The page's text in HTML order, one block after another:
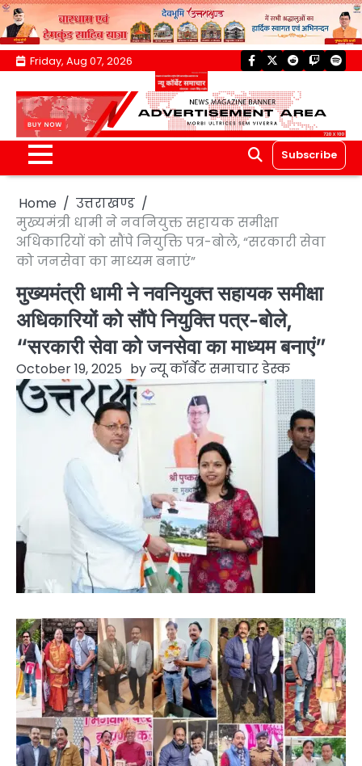
Skip
content
Friday, Aug 07, 2026 facebook
twitterreddittwitch
Subscribe
Home
उत्तराखण्ड
मुख्यमंत्री धामी ने नवनियुक्त सहायक समीक्षा
अधिकारियों को सौंपे नियुक्ति पत्र-बोले, “सरकारी सेवा
को जनसेवा का माध्यम बनाएं”
मुख्यमंत्री धामी ने नवनियुक्त सहायक समीक्षा
अधिकारियों को सौंपे नियुक्ति पत्र-बोले,
“सरकारी सेवा को जनसेवा का माध्यम बनाएं”
October 19, 2025 byन्यू कॉर्बेट समाचार डेस्क